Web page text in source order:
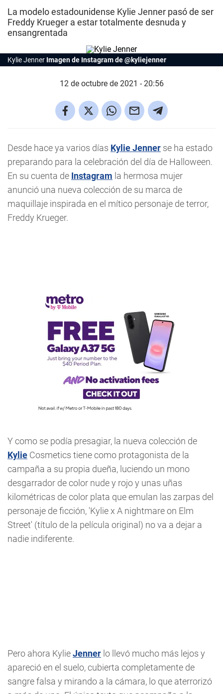
La modelo estadounidense Kylie Jenner pasó de ser
Freddy Krueger a estar totalmente desnuda y
ensangrentada
Kylie Jenner Imagen de Instagram de @kyliejenner
12 de octubre de 2021 - 20:56
Desde hace ya varios días Kylie Jenner se ha estado
preparando para la celebración del día de Halloween.
En su cuenta de Instagram la hermosa mujer
anunció una nueva colección de su marca de
maquillaje inspirada en el mítico personaje de terror,
Freddy Krueger.
Y como se podía presagiar, la nueva colección de
Kylie Cosmetics tiene como protagonista de la
campaña a su propia dueña, luciendo un mono
desgarrador de color nude y rojo y unas uñas
kilométricas de color plata que emulan las zarpas del
personaje de ficción, 'Kylie x A nightmare on Elm
Street' (título de la película original) no va a dejar a
nadie indiferente.
Pero ahora KylieJenner lo llevó mucho más lejos y
apareció en el suelo, cubierta completamente de
sangre falsa y mirando a la cámara, lo que aterrorizó